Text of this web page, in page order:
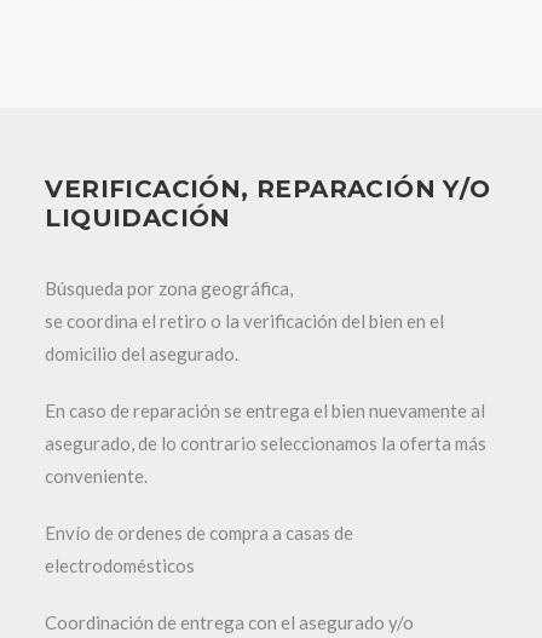
VERIFICACIÓN, REPARACIÓN Y/O
LIQUIDACIÓN
Búsqueda por zona geográfica,
se coordina el retiro o la verificación del bien en el
domicilio del asegurado.
En caso de reparación se entrega el bien nuevamente al
asegurado, de lo contrario seleccionamos la oferta más
conveniente.
Envío de ordenes de compra a casas de
electrodomésticos
Coordinación de entrega con el asegurado y/o